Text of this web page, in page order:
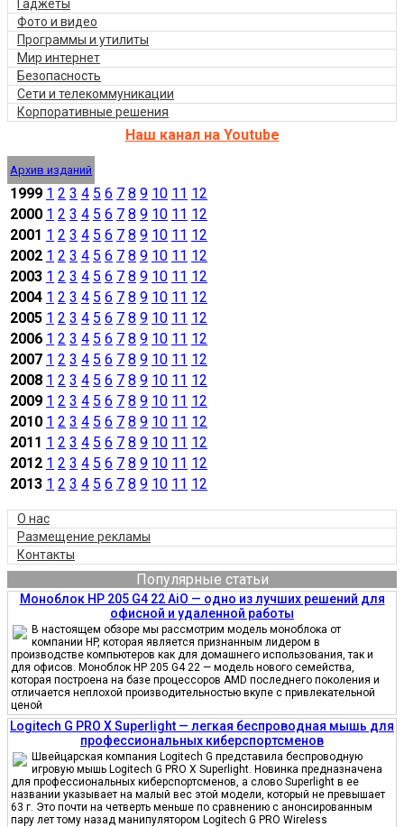
Гаджеты
Фото и видео
Программы и утилиты
Мир интернет
Безопасность
Сети и телекоммуникации
Корпоративные решения
Наш канал на Youtube
Архив изданий
1999 1 2 3 4 5 6 7 8 9 10 11 12
2000 1 2 3 4 5 6 7 8 9 10 11 12
2001 1 2 3 4 5 6 7 8 9 10 11 12
2002 1 2 3 4 5 6 7 8 9 10 11 12
2003 1 2 3 4 5 6 7 8 9 10 11 12
2004 1 2 3 4 5 6 7 8 9 10 11 12
2005 1 2 3 4 5 6 7 8 9 10 11 12
2006 1 2 3 4 5 6 7 8 9 10 11 12
2007 1 2 3 4 5 6 7 8 9 10 11 12
2008 1 2 3 4 5 6 7 8 9 10 11 12
2009 1 2 3 4 5 6 7 8 9 10 11 12
2010 1 2 3 4 5 6 7 8 9 10 11 12
2011 1 2 3 4 5 6 7 8 9 10 11 12
2012 1 2 3 4 5 6 7 8 9 10 11 12
2013 1 2 3 4 5 6 7 8 9 10 11 12
О нас
Размещение рекламы
Контакты
Популярные статьи
Моноблок HP 205 G4 22 AiO — одно из лучших решений для
офисной и удаленной работы
В настоящем обзоре мы рассмотрим модель моноблока от
компании HP, которая является признанным лидером в
производстве компьютеров как для домашнего использования, так и
для офисов. Моноблок HP 205 G4 22 — модель нового семейства,
которая построена на базе процессоров AMD последнего поколения и
отличается неплохой производительностью вкупе с привлекательной
ценой
Logitech G PRO X Superlight — легкая беспроводная мышь для
профессиональных киберспортсменов
Швейцарская компания Logitech G представила беспроводную
игровую мышь Logitech G PRO X Superlight. Новинка предназначена
для профессиональных киберспортсменов, а слово Superlight в ее
названии указывает на малый вес этой модели, который не превышает
63 г. Это почти на четверть меньше по сравнению с анонсированным
пару лет тому назад манипулятором Logitech G PRO Wireless